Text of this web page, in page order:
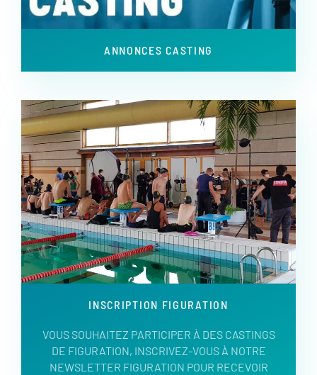
ANNONCES CASTING
INSCRIPTION FIGURATION
VOUS SOUHAITEZ PARTICIPER À DES CASTINGS
DE FIGURATION, INSCRIVEZ-VOUS À NOTRE
NEWSLETTER FIGURATION POUR RECEVOIR